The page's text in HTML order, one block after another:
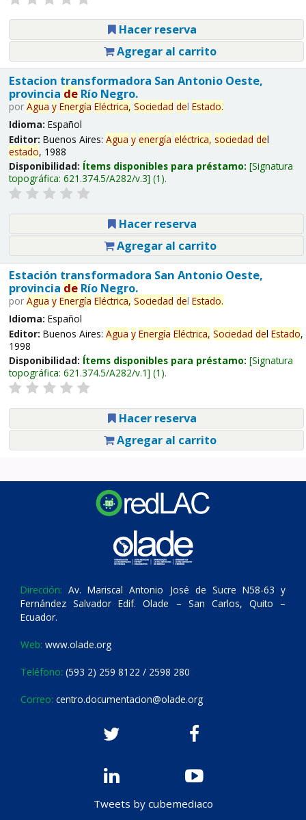
Hacer reserva
Agregar al carrito
Estacion transformadora San Antonio Oeste,
provincia deRío Negro.
por Agua y Energía Eléctrica, Sociedad del Estado.
Idioma: Español
Editor: Buenos Aires: Agua y energía eléctrica, sociedad del
estado, 1988
Disponibilidad: Ítems disponibles para préstamo: Signatura
topográfica: 621.374.5/A282/v.3 (1).
Hacer reserva
Agregar al carrito
Estación transformadora San Antonio Oeste,
provincia deRío Negro.
por Agua y Energía Eléctrica, Sociedad del Estado.
Idioma: Español
Editor: Buenos Aires: Agua y Energía Eléctrica, Sociedad del Estado,
1998
Disponibilidad: Ítems disponibles para préstamo: Signatura
topográfica: 621.374.5/A282/v.1 (1).
Hacer reserva
Agregar al carrito
Dirección: Av. Mariscal Antonio José de Sucre N58-63 y
Fernández Salvador Edif. Olade – San Carlos, Quito –
Ecuador.
Web: www.olade.org
Teléfono: (593 2) 259 8122 / 2598 280
Correo: centro.documentacion@olade.org
Tweets by cubemediaco